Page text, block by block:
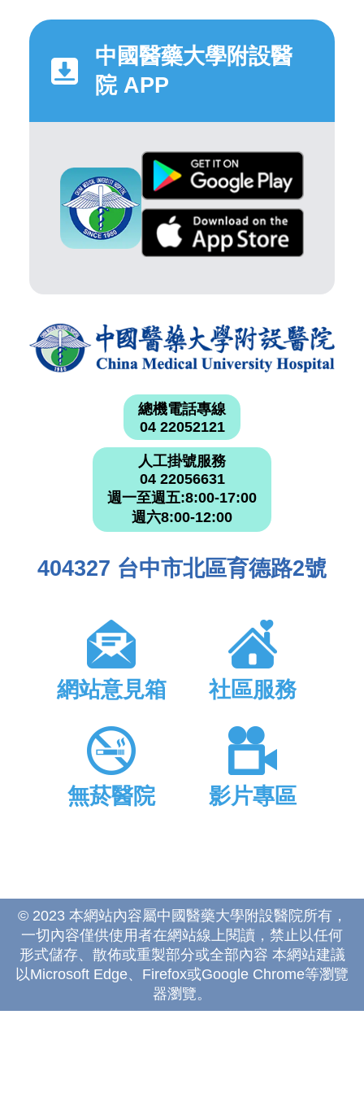
中國醫藥大學附設醫
院 APP
總機電話專線
04 22052121
人工掛號服務
04 22056631
週一至週五:8:00-17:00
週六8:00-12:00
404327 台中市北區育德路2號
網站意見箱 社區服務
無菸醫院 影片專區
© 2023 本網站內容屬中國醫藥大學附設醫院所有，
一切內容僅供使用者在網站線上閱讀，禁止以任何
形式儲存、散佈或重製部分或全部內容 本網站建議
以Microsoft Edge、Firefox或Google Chrome等瀏覽
器瀏覽。